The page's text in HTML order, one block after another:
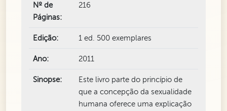
Nº de
Páginas:
216
Edição: 1 ed. 500 exemplares
Ano: 2011
Sinopse:
Este livro parte do princípio de
que a concepção da sexualidade
humana oferece uma explicação